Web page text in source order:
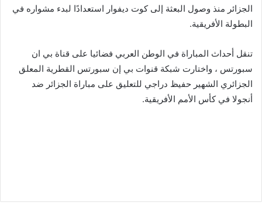
الجزائر منذ وصول البعثة إلى كوت ديفوار استعدادًا لبدء مشواره في
البطولة الأفريقية.
تنقل أحداث المباراة في الوطن العربي فضائيا على قناة بي ان
سبورتس ، واختارت شبكة قنوات بي إن سبورتس القطرية المعلق
الجزائري الشهير حفيظ دراجي للتعليق على مباراة الجزائر ضد
أنجولا في كأس الأمم الأفريقية.